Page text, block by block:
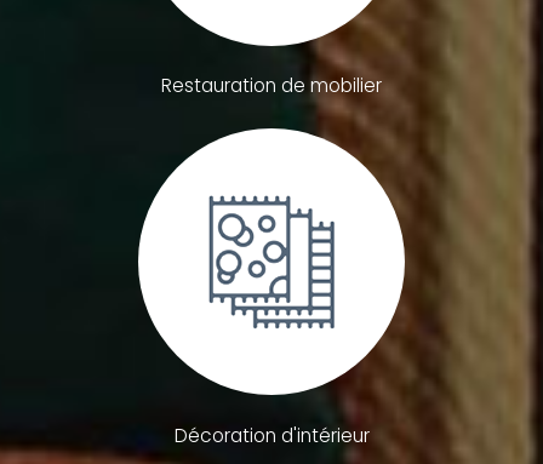
Restauration de mobilier
Décoration d'intérieur